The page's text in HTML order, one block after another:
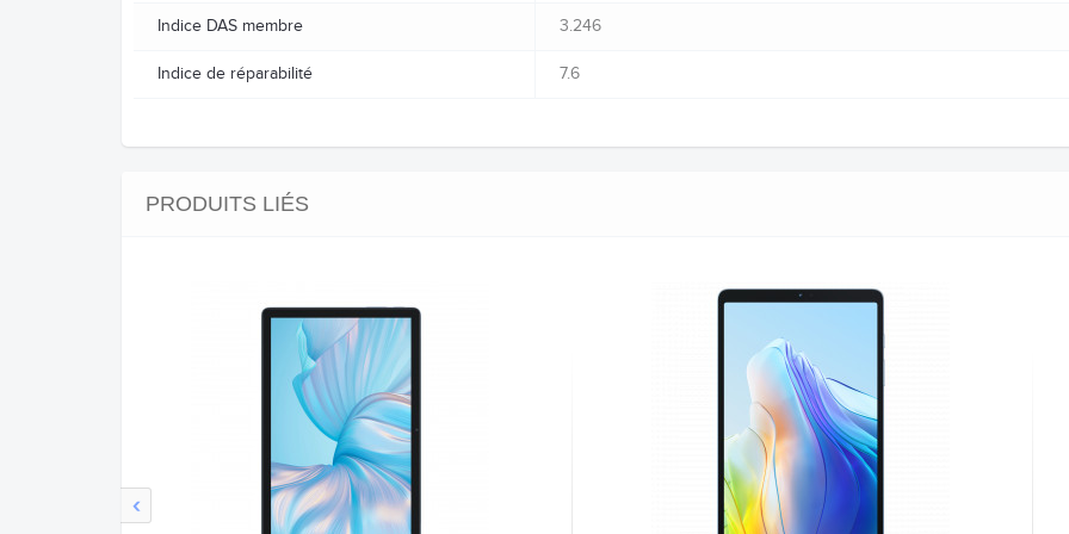
Indice DAS membre 3.246
Indice de réparabilité 7.6
PRODUITS LIÉS
‹